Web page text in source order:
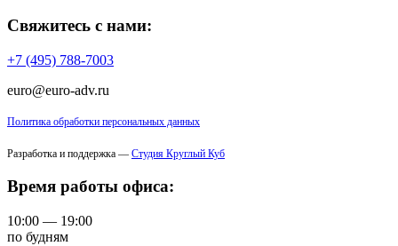
Свяжитесь с нами:
+7 (495) 788-7003
euro@euro-adv.ru
Политика обработки персональных данных
Разработка и поддержка — Студия Круглый Куб
Время работы офиса:
10:00 — 19:00
по будням